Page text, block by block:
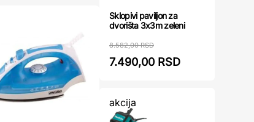
Sklopivi paviljon za
dvorišta 3x3m zeleni
8.582,00 RSD
7.490,00 RSD
akcija